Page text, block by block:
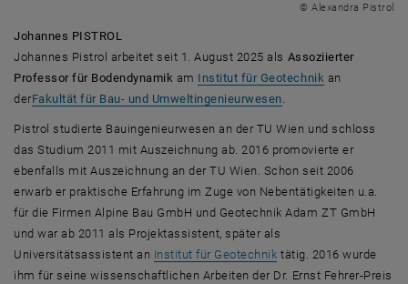
© Alexandra Pistrol
Johannes PISTROL
Johannes Pistrol arbeitet seit 1. August 2025 als Assoziierter
Professor für Bodendynamik am Institut für Geotechnik an
derFakultät für Bau- und Umweltingenieurwesen
Pistrol studierte Bauingenieurwesen an der TU Wien und schloss
das Studium 2011 mit Auszeichnung ab. 2016 promovierte er
ebenfalls mit Auszeichnung an der TU Wien. Schon seit 2006
erwarb er praktische Erfahrung im Zuge von Nebentätigkeiten u.a.
für die Firmen Alpine Bau GmbH und Geotechnik Adam ZT GmbH
und war ab 2011 als Projektassistent, später als
Universitätsassistent an Institut für Geotechnik tätig. 2016 wurde
ihm für seine wissenschaftlichen Arbeiten der Dr. Ernst Fehrer-Preis